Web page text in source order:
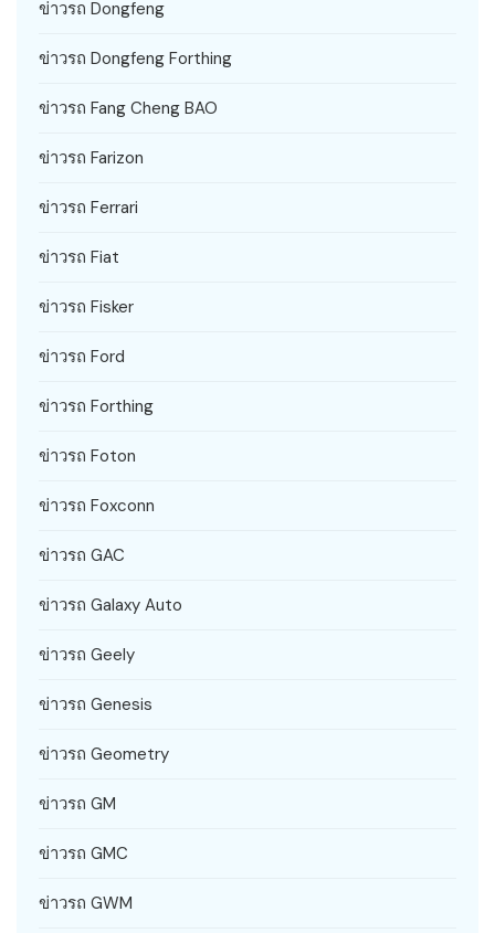
ข่าวรถ Dongfeng
ข่าวรถ Dongfeng Forthing
ข่าวรถ Fang Cheng BAO
ข่าวรถ Farizon
ข่าวรถ Ferrari
ข่าวรถ Fiat
ข่าวรถ Fisker
ข่าวรถ Ford
ข่าวรถ Forthing
ข่าวรถ Foton
ข่าวรถ Foxconn
ข่าวรถ GAC
ข่าวรถ Galaxy Auto
ข่าวรถ Geely
ข่าวรถ Genesis
ข่าวรถ Geometry
ข่าวรถ GM
ข่าวรถ GMC
ข่าวรถ GWM